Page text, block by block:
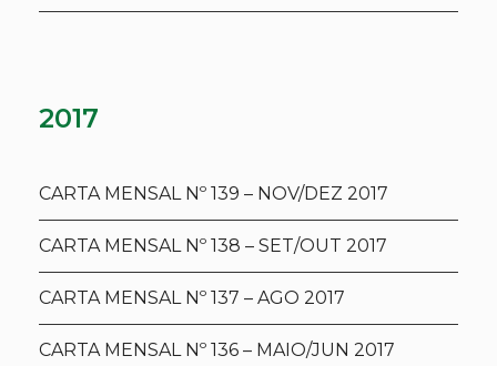
2017
CARTA MENSAL Nº 139 – NOV/DEZ 2017
CARTA MENSAL Nº 138 – SET/OUT 2017
CARTA MENSAL Nº 137 – AGO 2017
CARTA MENSAL Nº 136 – MAIO/JUN 2017